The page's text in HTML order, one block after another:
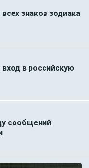
знаков зодиака
в российскую
сообщений